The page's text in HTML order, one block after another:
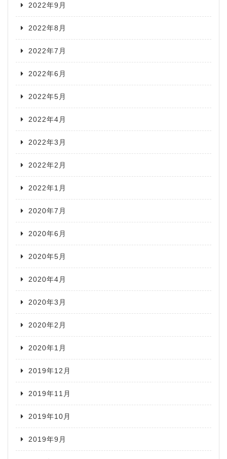
2022年9月
2022年8月
2022年7月
2022年6月
2022年5月
2022年4月
2022年3月
2022年2月
2022年1月
2020年7月
2020年6月
2020年5月
2020年4月
2020年3月
2020年2月
2020年1月
2019年12月
2019年11月
2019年10月
2019年9月